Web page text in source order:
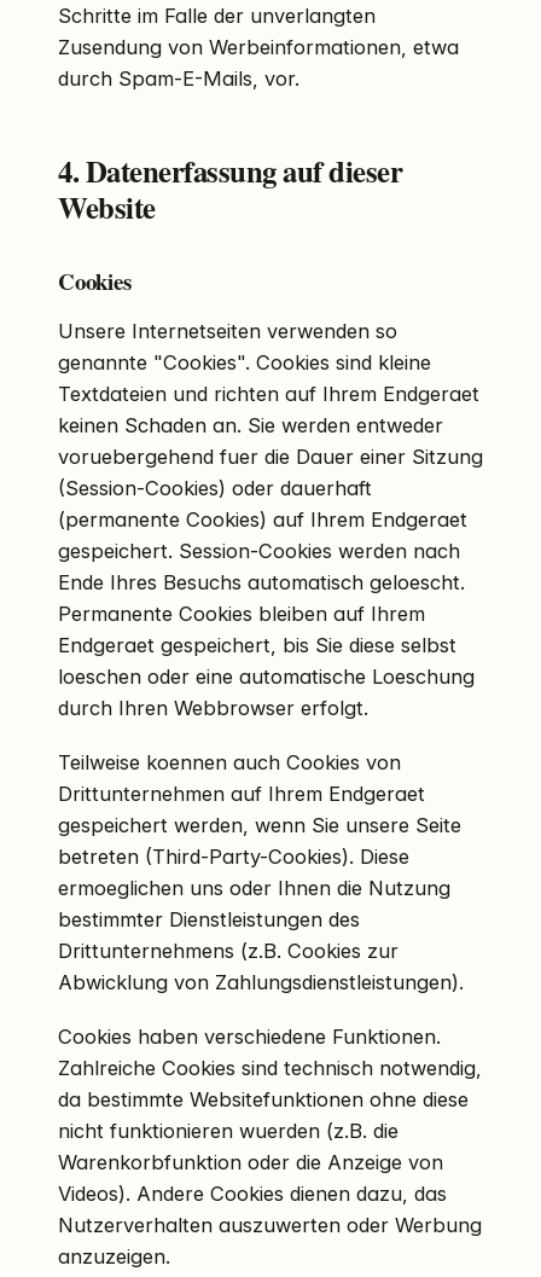
Schritte im Falle der unverlangten
Zusendung von Werbeinformationen, etwa
durch Spam-E-Mails, vor.
4. Datenerfassung auf dieser
Website
Cookies
Unsere Internetseiten verwenden so
genannte "Cookies". Cookies sind kleine
Textdateien und richten auf Ihrem Endgeraet
keinen Schaden an. Sie werden entweder
voruebergehend fuer die Dauer einer Sitzung
(Session-Cookies) oder dauerhaft
(permanente Cookies) auf Ihrem Endgeraet
gespeichert. Session-Cookies werden nach
Ende Ihres Besuchs automatisch geloescht.
Permanente Cookies bleiben auf Ihrem
Endgeraet gespeichert, bis Sie diese selbst
loeschen oder eine automatische Loeschung
durch Ihren Webbrowser erfolgt.
Teilweise koennen auch Cookies von
Drittunternehmen auf Ihrem Endgeraet
gespeichert werden, wenn Sie unsere Seite
betreten (Third-Party-Cookies). Diese
ermoeglichen uns oder Ihnen die Nutzung
bestimmter Dienstleistungen des
Drittunternehmens (z.B. Cookies zur
Abwicklung von Zahlungsdienstleistungen).
Cookies haben verschiedene Funktionen.
Zahlreiche Cookies sind technisch notwendig,
da bestimmte Websitefunktionen ohne diese
nicht funktionieren wuerden (z.B. die
Warenkorbfunktion oder die Anzeige von
Videos). Andere Cookies dienen dazu, das
Nutzerverhalten auszuwerten oder Werbung
anzuzeigen.